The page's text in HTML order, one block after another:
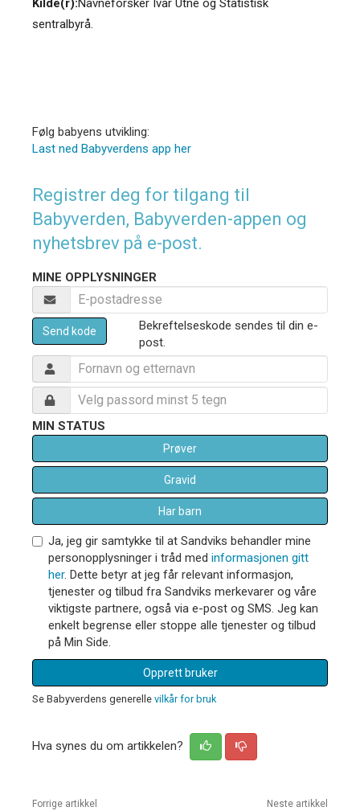
sentralbyrå.
Følg babyens utvikling:
Last ned Babyverdens app her
Registrer deg for tilgang til
Babyverden, Babyverden-appen og
nyhetsbrev på e-post.
MINE OPPLYSNINGER
Send kode
Bekreftelseskode sendes til din e-
post.
MIN STATUS
Prøver
Gravid
Har barn
Ja, jeg gir samtykke til at Sandviks behandler mine
personopplysninger i tråd med informasjonen gitt
her. Dette betyr at jeg får relevant informasjon,
tjenester og tilbud fra Sandviks merkevarer og våre
viktigste partnere, også via e-post og SMS. Jeg kan
enkelt begrense eller stoppe alle tjenester og tilbud
på Min Side.
Opprett bruker
Se Babyverdens generelle vilkår for bruk
Hva synes du om artikkelen?
Forrige artikkel Neste artikkel